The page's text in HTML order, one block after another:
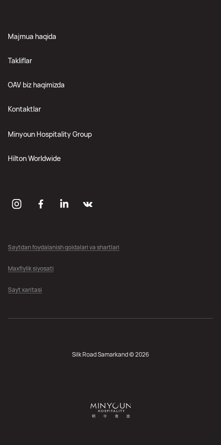
Majmua haqida
Takliflar
OAV biz haqimizda
Kontaktlar
Minyoun Hospitality Group
Hilton Worldwide
Saytdan foydalanish qoidalari va shartlari
Maxfiylik siyosati
Sayt xaritasi
Silk Road Samarkand © 2026